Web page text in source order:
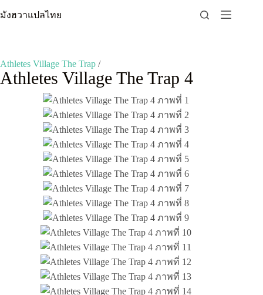
to
มังฮวาแปลไทย
Athletes Village The Trap /
Athletes Village The Trap 4